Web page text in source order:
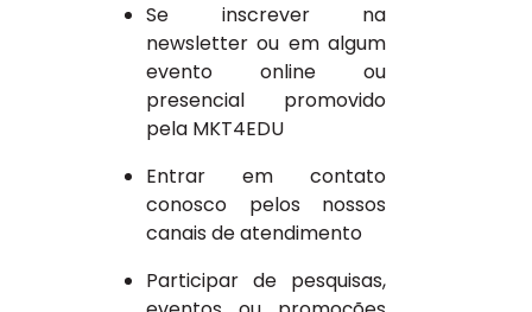
Se inscrever na
newsletter ou em algum
evento online ou
presencial promovido
pela MKT4EDU
Entrar em contato
conosco pelos nossos
canais de atendimento
Participar de pesquisas,